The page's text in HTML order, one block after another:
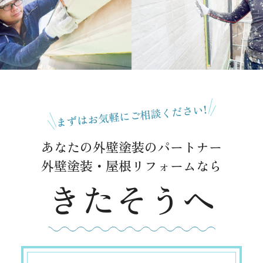
まずはお気軽にご相談ください!
あなたの外壁塗装のパートナー
外壁塗装・屋根リフォームなら
きたそうへ